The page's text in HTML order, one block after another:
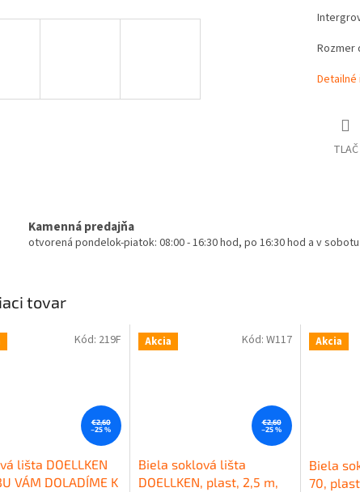
Rozmer
TLAČ
Kamenná predajňa
otvorená pondelok-piatok: 08:00 - 16:30 hod, po 16:30 hod a v
tovar
€2,60
–25 %
lišta DOELLKEN
VÁM DOLADÍME K
Kód: 219F Akcia
€2,60
–25 %
Biela soklová lišta
DOELLKEN, plast, 2,5 m,
Kód: W117 Akcia
Biela
70,